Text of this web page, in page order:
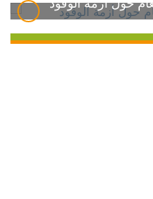
حول أزمة الوقود